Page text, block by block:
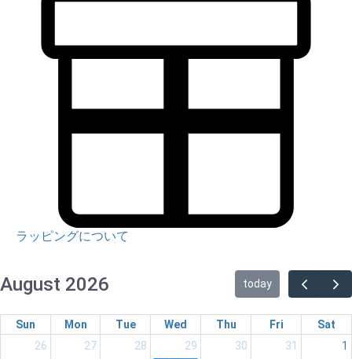
ラッピングについて
August 2026 today
Sun Mon Tue Wed Thu Fri
Sat
26
27 28 29 30 31 1